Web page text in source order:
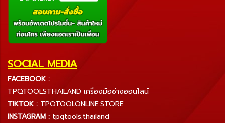
SOCIAL MEDIA
FACEBOOK :
TPQTOOLSTHAILAND เครื่องมือช่างออนไลน์
TIKTOK : TPQTOOLONLINE.STORE
INSTAGRAM : tpqtools.thailand